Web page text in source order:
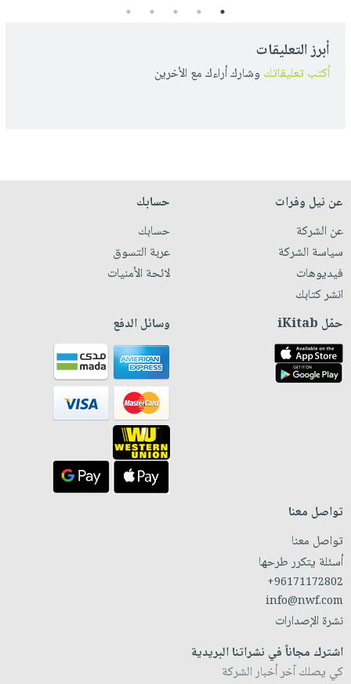
1
2
3
4
5
أبرز التعليقات
أكتب تعليقاتك وشارك أراءك مع الأخرين
عن نيل وفرات
عن الشركة
سياسة الشركة
فيديوهات
انشر كتابك
حسابك
حسابك
عربة التسوق
لائحة الأمنيات
حمّل iKitab وسائل الدفع
تواصل معنا
تواصل معنا
أسئلة يتكرر طرحها
+96171172802
info@nwf.com
نشرة الإصدارات
اشترك مجاناً في نشراتنا البريدية
كي يصلك آخر أخبار الشركة